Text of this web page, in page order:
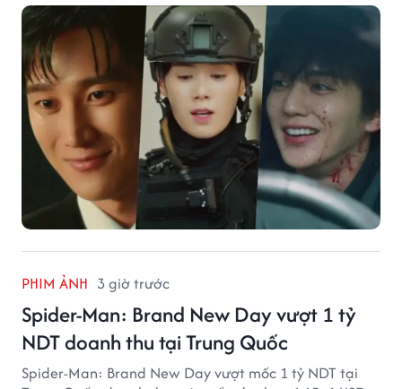
PHIM ẢNH 3 giờ trước
Spider-Man: Brand New Day vượt 1 tỷ
NDT doanh thu tại Trung Quốc
Spider-Man: Brand New Day vượt mốc 1 tỷ NDT tại